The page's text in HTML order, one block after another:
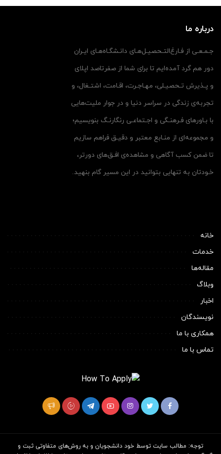
درباره ما
جـمـعـی از فـارغ‌التـحصیـل‌هـای دانـشگـاه‌هـای ایـران
دور هم گرد آمده‌ایم تا برای شما از صفرتاصد اپلای
و پـذیرش تـحصیـلی، مهـاجـرت، اقـامت، اشتـغال، و
تجربه‌ی زندگی در سراسر دنیا و در جوار ملیت‌هایی
با بـاورهای فـرهنـگی و اجـتماعـی رنگارنـگ بنویسیم؛
و مجموعه‌ای از منـابع معتبر و دقیـق فراهم سازیم
تا ضمن کسب آگاهی و مشاهده‌ی افـق‌های دورتر،
خـودتان به تنهایی بتوانید در این مسیر گام بنهید.
خانه
خدمات
مقاله‌ها
وبلاگ
اخبار
نویسندگان
همکاری با ما
تماس با ما
توجه: مطالب سایت توسط خود دانشجویان و به روش‌های متفاوتی ثبت و